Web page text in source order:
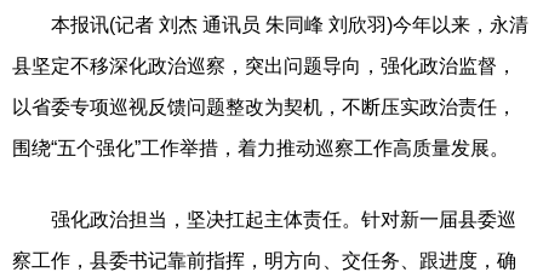
本报讯(记者 刘杰 通讯员 朱同峰 刘欣羽)今年以来，永清
县坚定不移深化政治巡察，突出问题导向，强化政治监督，
以省委专项巡视反馈问题整改为契机，不断压实政治责任，
围绕“五个强化”工作举措，着力推动巡察工作高质量发展。
强化政治担当，坚决扛起主体责任。针对新一届县委巡
察工作，县委书记靠前指挥，明方向、交任务、跟进度，确